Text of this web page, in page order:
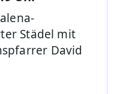
Städel mit
David